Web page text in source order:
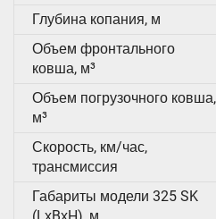
Глубина копания, м
Объем фронтального
ковша, м³
Объем погрузочного ковша,
м³
Скорость, км/час,
трансмиссия
Габариты модели 325 SK